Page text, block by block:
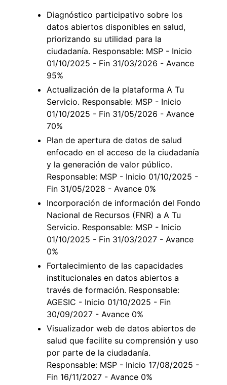
Diagnóstico participativo sobre los
datos abiertos disponibles en salud,
priorizando su utilidad para la
ciudadanía. Responsable: MSP - Inicio
01/10/2025 - Fin 31/03/2026 - Avance
95%
Actualización de la plataforma A Tu
Servicio. Responsable: MSP - Inicio
01/10/2025 - Fin 31/05/2026 - Avance
70%
Plan de apertura de datos de salud
enfocado en el acceso de la ciudadanía
y la generación de valor público.
Responsable: MSP - Inicio 01/10/2025 -
Fin 31/05/2028 - Avance 0%
Incorporación de información del Fondo
Nacional de Recursos (FNR) a A Tu
Servicio. Responsable: MSP - Inicio
01/10/2025 - Fin 31/03/2027 - Avance
0%
Fortalecimiento de las capacidades
institucionales en datos abiertos a
través de formación. Responsable:
AGESIC - Inicio 01/10/2025 - Fin
30/09/2027 - Avance 0%
Visualizador web de datos abiertos de
salud que facilite su comprensión y uso
por parte de la ciudadanía.
Responsable: MSP - Inicio 17/08/2025 -
Fin 16/11/2027 - Avance 0%